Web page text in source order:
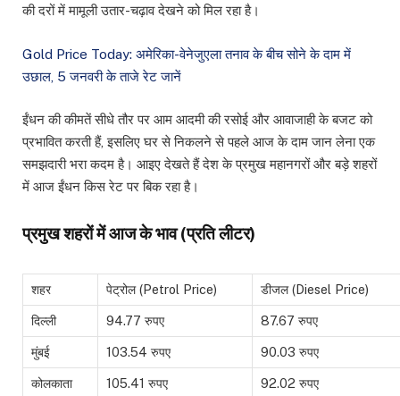
की दरों में मामूली उतार-चढ़ाव देखने को मिल रहा है।
Gold Price Today: अमेरिका-वेनेजुएला तनाव के बीच सोने के दाम में
उछाल, 5 जनवरी के ताजे रेट जानें
ईंधन की कीमतें सीधे तौर पर आम आदमी की रसोई और आवाजाही के बजट को
प्रभावित करती हैं, इसलिए घर से निकलने से पहले आज के दाम जान लेना एक
समझदारी भरा कदम है। आइए देखते हैं देश के प्रमुख महानगरों और बड़े शहरों
में आज ईंधन किस रेट पर बिक रहा है।
प्रमुख शहरों में आज के भाव (प्रति लीटर)
शहर पेट्रोल (Petrol Price) डीजल (Diesel Price)
दिल्ली 94.77 रुपए 87.67 रुपए
मुंबई 103.54 रुपए 90.03 रुपए
कोलकाता 105.41 रुपए 92.02 रुपए